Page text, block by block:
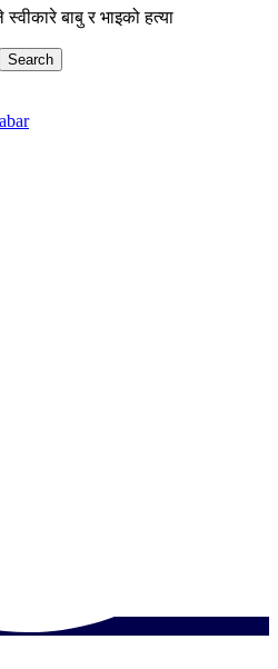
बाबु र भाइको हत्या